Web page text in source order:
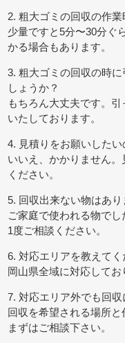
2. 粗大ゴミの回収の作
少量ですと5分〜30分ぐ
かる場合もあります。
3. 粗大ゴミの回収の時
しょうか？
もちろん大丈夫です。
いたしております。
4. 見積りをお願いした
いいえ、かかりません
ください。
5. 回収出来ない物はあり
ご家庭で使われる物で
1度ご相談ください。
6. 対応エリアを教えてく
岡山県全域に対応してお
7. 対応エリア外でも回
回収を希望される場所と
まずはご相談下さい。